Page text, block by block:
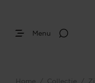
Menu
Home / Collectie /